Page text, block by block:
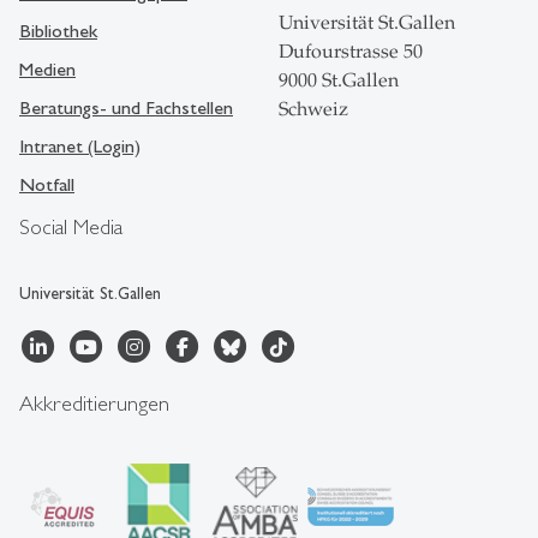
Social Media
Universität St.Gallen
Bibliothek
Medien
Beratungs- und Fachstellen
Intranet (Login)
Notfall
Universität St.Gallen
Dufourstrasse 50
9000 St.Gallen
Schweiz
Akkreditierungen